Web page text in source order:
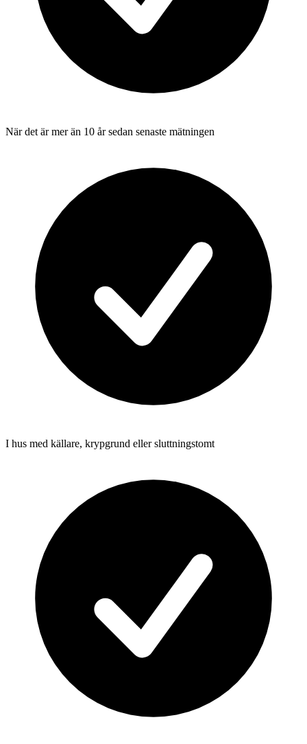
När det är mer än 10 år sedan senaste mätningen
I hus med källare, krypgrund eller sluttningstomt